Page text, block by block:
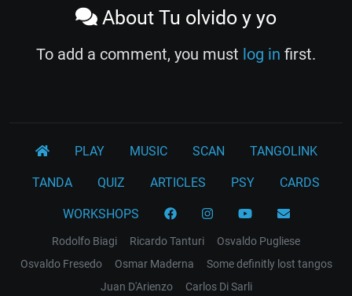
About Tu olvido y yo
To add a comment, you must log in first.
PLAY MUSIC SCAN TANGOLINK
TANDA QUIZ ARTICLES PSY CARDS
WORKSHOPS
Rodolfo Biagi Ricardo Tanturi
Osvaldo Pugliese
Osvaldo Fresedo
Osmar Maderna
Some definitly lost tangos
Juan D'Arienzo
Carlos Di Sarli